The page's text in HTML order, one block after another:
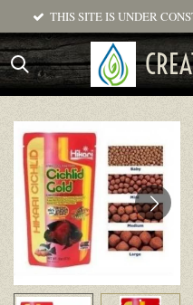
direct
naar
de
THIS SITE IS UNDER